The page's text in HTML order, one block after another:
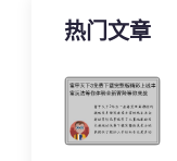
热门文章